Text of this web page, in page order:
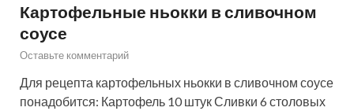
Картофельные ньокки в сливочном
соусе
Оставьте комментарий
Для рецепта картофельных ньокки в сливочном соусе
понадобится: Картофель 10 штук Сливки 6 столовых